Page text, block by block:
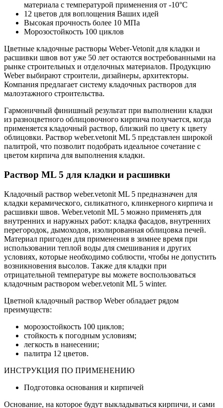
материала с температурой применения от -10°С
12 цветов для воплощения Ваших идей
Высокая прочность более 10 МПа
Морозостойкость 100 циклов
Цветные кладочные растворы Weber-Vetonit для кладки и
расшивки швов вот уже 50 лет остаются востребованными на
рынке строительных и отделочных материалов. Продукцию
Weber выбирают строители, дизайнеры, архитекторы.
Компания предлагает систему кладочных растворов для
малоэтажного строительства.
Гармоничный финишный результат при выполнении кладки
из разноцветного облицовочного кирпича получается, когда
применяется кладочный раствор, близкий по цвету к цвету
облицовки. Раствор weber.vetonit ML 5 представлен широкой
палитрой, что позволит подобрать идеальное сочетание с
цветом кирпича для выполнения кладки.
Раствор ML 5 для кладки и расшивки
Кладочный раствор weber.vetonit ML 5 предназначен для
кладки керамического, силикатного, клинкерного кирпича и
расшивки швов. Weber.vetonit ML 5 можно применять для
внутренних и наружных работ: кладка фасадов, внутренних
перегородок, дымоходов, изолированная облицовка печей.
Материал пригоден для применения в зимнее время при
использовании теплой воды для смешивания и других
условиях, которые необходимо соблюсти, чтобы не допустить
возникновения высолов. Также для кладки при
отрицательной температуре вы можете воспользоваться
кладочным раствором weber.vetonit ML 5 winter.
Цветной кладочный раствор Weber обладает рядом
преимуществ:
морозостойкость 100 циклов;
стойкость к погодным условиям;
легкость в нанесении;
палитра 12 цветов.
ИНСТРУКЦИЯ ПО ПРИМЕНЕНИЮ
Подготовка основания и кирпичей
Основание, на которое будут выкладываться кирпичи, и сами